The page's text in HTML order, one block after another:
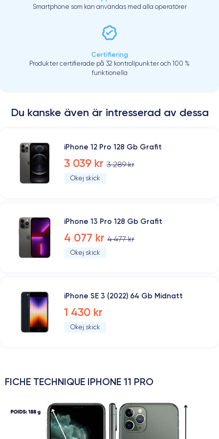
Smartphone som kan användas med alla operatörer
Certifiering
Produkter certifierade på 32 kontrollpunkter och 100 %
funktionella
Du kanske även är intresserad av dessa
iPhone 12 Pro 128 Gb Grafit
3 039 kr 3 289 kr
Okej skick
iPhone 13 Pro 128 Gb Grafit
4 077 kr 4 477 kr
Okej skick
iPhone SE 3 (2022) 64 Gb Midnatt
1 430 kr
Okej skick
FICHE TECHNIQUE IPHONE 11 PRO